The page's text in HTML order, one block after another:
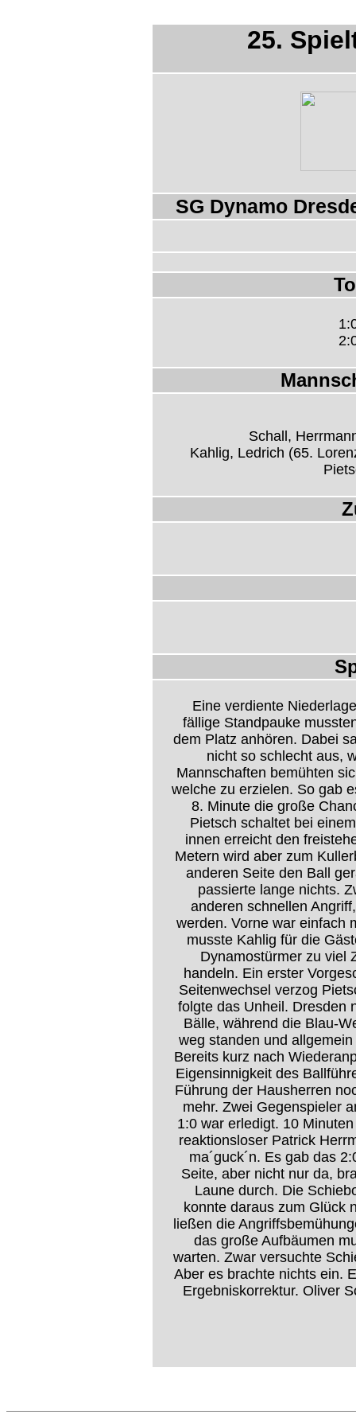
25.
SG Dynamo
Schall,
Kahlig, Ledrich (65.
Eine verdiente
fällige Standpauke
dem Platz anhören. Dabei
nicht so schlecht aus,
Mannschaften bemühten
welche zu erzielen. So gab
8. Minute die große
Pietsch schaltet bei
innen erreicht den
Metern wird aber zum
anderen Seite den Ball
passierte lange nichts.
anderen schnellen
werden. Vorne war einfach
musste Kahlig für die
Dynamostürmer zu viel
handeln. Ein erster
Seitenwechsel verzog
folgte das Unheil. Dresden
Bälle, während die Blau-
weg standen und
Bereits kurz nach
Eigensinnigkeit des
Führung der Hausherren
mehr. Zwei Gegenspieler
1:0 war erledigt. 10
reaktionsloser Patrick
ma´guck´n. Es gab das
Seite, aber nicht nur da,
Laune durch. Die
konnte daraus zum Glück
ließen die
das große Aufbäumen
warten. Zwar versuchte
Aber es brachte nichts ein.
Ergebniskorrektur. Oliver